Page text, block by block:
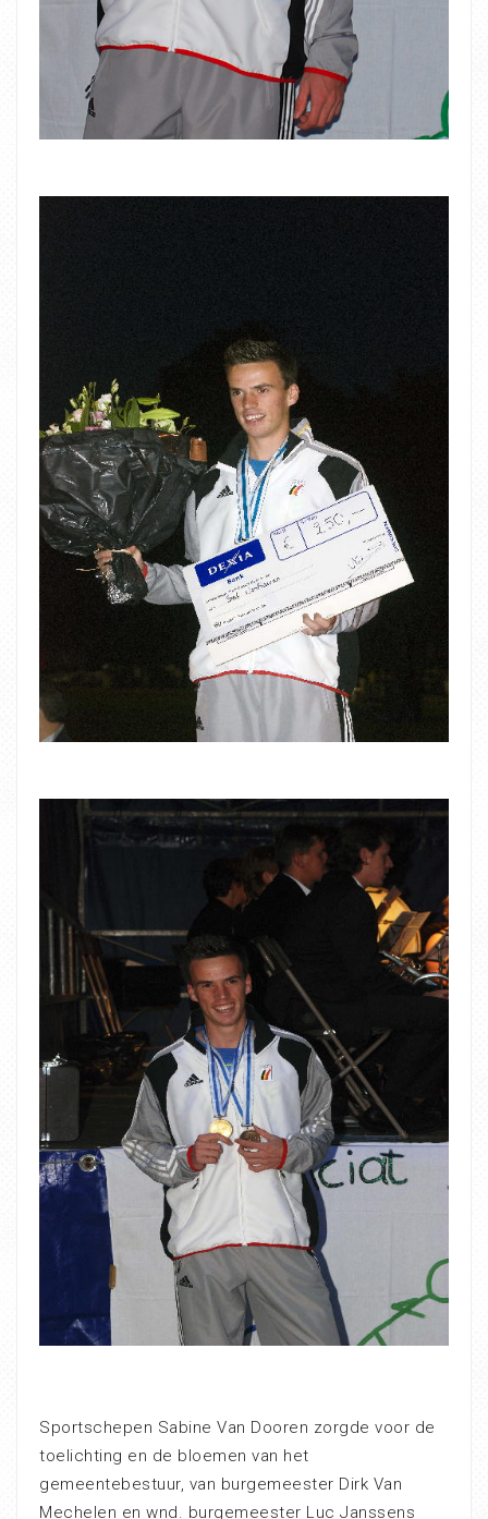
Sportschepen Sabine Van Dooren zorgde voor de
toelichting en de bloemen van het
gemeentebestuur, van burgemeester Dirk Van
Mechelen en wnd. burgemeester Luc Janssens